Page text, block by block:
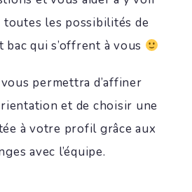
les possibilités de
qui s’offrent à vous
permettra d’affiner
et de choisir une
à votre profil grâce aux
avec l’équipe.